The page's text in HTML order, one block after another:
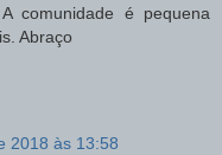
comunidade é pequena
Abraço
2018 às 13:58